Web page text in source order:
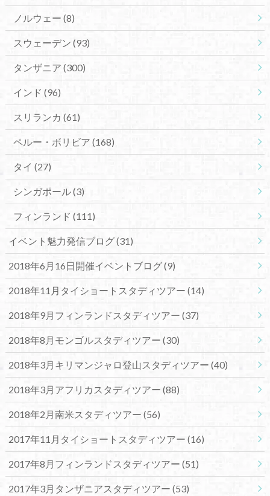
ノルウェー (8)
スウェーデン (93)
タンザニア (300)
インド (96)
スリランカ (61)
ペルー・ボリビア (168)
タイ (27)
シンガポール(3)
フィンランド (111)
イベント魅力発信ブログ(31)
2018年6月16日開催イベントブログ(9)
2018年11月タイショートスタディツアー (14)
2018年9月フィンランドスタディツアー (37)
2018年8月モンゴルスタディツアー (30)
2018年3月キリマンジャロ登山スタディツアー (40)
2018年3月アフリカスタディツアー (88)
2018年2月南米スタディツアー (56)
2017年11月タイショートスタディツアー (16)
2017年8月フィンランドスタディツアー (51)
2017年3月タンザニアスタディツアー (53)